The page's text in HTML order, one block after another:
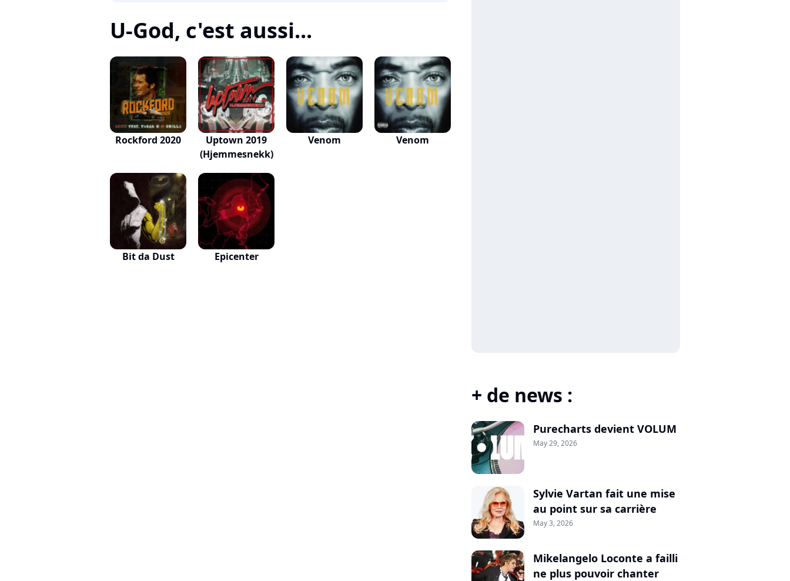
U-God, c'est aussi...
Rockford 2020
Uptown 2019
(Hjemmesnekk)
Venom Venom
Bit da Dust Epicenter
+ de news :
Purecharts devient VOLUM
May 29, 2026
Sylvie Vartan fait une mise
au point sur sa carrière
May 3, 2026
Mikelangelo Loconte a failli
ne plus pouvoir chanter